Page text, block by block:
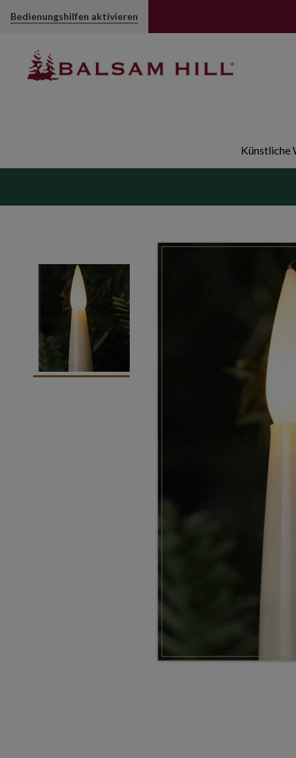
Bedienungshilfen aktivieren
Künstliche